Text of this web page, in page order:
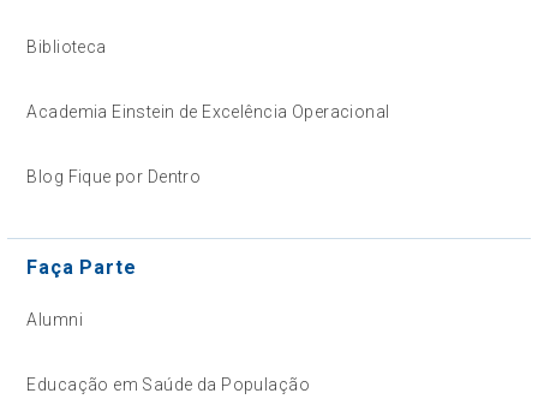
Biblioteca
Academia Einstein de Excelência Operacional
Blog Fique por Dentro
Faça Parte
Alumni
Educação em Saúde da População